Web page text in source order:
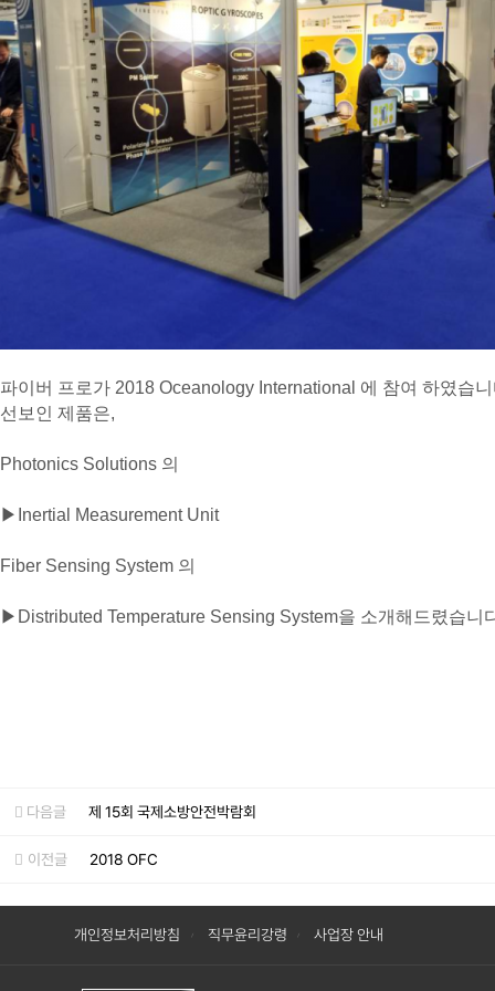
파이버 프로가 2018 Oceanology International 에 참여 하였습
선보인 제품은,
Photonics Solutions 의
▶Inertial Measurement Unit
Fiber Sensing System 의
▶Distributed Temperature Sensing System을 소개해드렸습니
다음글 제 15회 국제소방안전박람회
이전글 2018 OFC
개인정보처리방침 직무윤리강령 사업장 안내